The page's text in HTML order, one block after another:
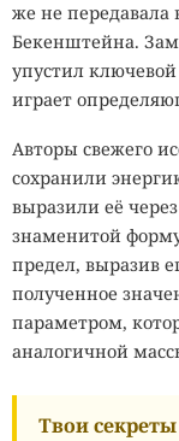
же не
Бекенштейна.
упустил
играет
Авторы свежего
сохранили
выразили её
знаменитой
предел, выразив
полученное
параметром,
аналогичной
Твои